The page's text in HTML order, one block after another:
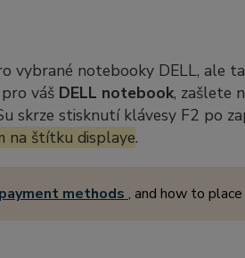
vybrané notebooky DELL, ale
váš DELL notebook, zašlete
skrze stisknutí klávesy F2 po
na štítku displaye.
methods , and how to